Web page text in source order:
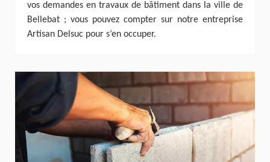
vos demandes en travaux de bâtiment dans la ville de
Bellebat ; vous pouvez compter sur notre entreprise
Artisan Delsuc pour s’en occuper.